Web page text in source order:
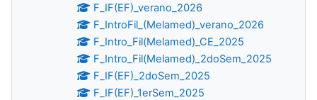
F_IF(EF)_verano_2026
F_IntroFil_(Melamed)_verano_2026
F_Intro_Fil(Melamed)_CE_2025
F_Intro_Fil(Melamed)_2doSem_2025
F_IF(EF)_2doSem_2025
F_IF(EF)_1erSem_2025